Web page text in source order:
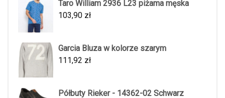
Taro William 2936 L23 piżama męska
103,90 zł
Garcia Bluza w kolorze szarym
111,92 zł
Półbuty Rieker - 14362-02 Schwarz